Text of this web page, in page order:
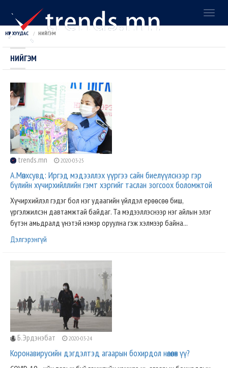
НҮҮР ХУУДАС НИЙГЭМ
НИЙГЭМ
trends.mn 2020-03-25
А.Мөнхсувд: Иргэд мэдээллэх үүргээ сайн биелүүлснээр гэр
бүлийн хүчирхийллийн гэмт хэргийг таслан зогсоох боломжтой
Хүчирхийлэл гэдэг бол нэг удаагийн үйлдэл ерөөсөө биш,
үргэлжилсэн давтамжтай байдаг. Та мэдээллэснээр нэг айлын элэг
бүтэн амьдралд үнэтэй нэмэр оруулна гэж хэлмээр байна...
Дэлгэрэнгүй
Б.Эрдэнэбат 2020-03-24
Коронавирусийн дэгдэлтэд агаарын бохирдол нөлөөлөх үү?